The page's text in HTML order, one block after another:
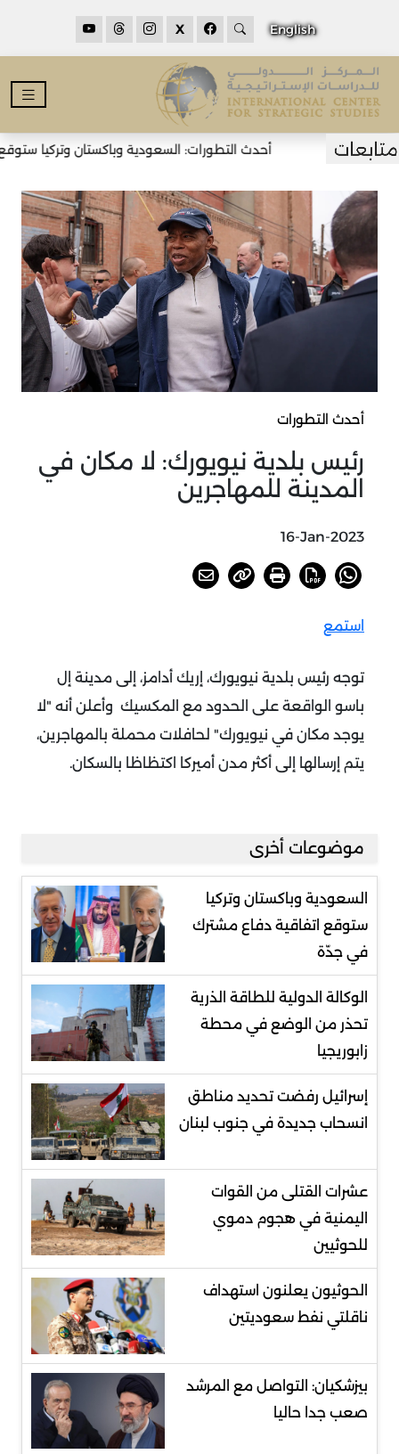
English
X
أحدث التطورات: السعودية وباكستان وتركيا
أحدث التطورات
رئيس بلدية نيويورك: لا مكان في
المدينة للمهاجرين
16-Jan-2023
استمع
توجه رئيس بلدية نيويورك، إريك أدامز، إلى مدينة إل
باسو الواقعة على الحدود مع المكسيك وأعلن أنه "لا
يوجد مكان في نيويورك" لحافلات محملة بالمهاجرين،
يتم إرسالها إلى أكثر مدن أميركا اكتظاظا بالسكان.
موضوعات أخرى
السعودية وباكستان وتركيا
ستوقع اتفاقية دفاع مشترك
في جدّة
الوكالة الدولية للطاقة الذرية
تحذر من الوضع في محطة
زابوريجيا
إسرائيل رفضت تحديد مناطق
انسحاب جديدة في جنوب لبنان
عشرات القتلى من القوات
اليمنية في هجوم دموي
للحوثيين
الحوثيون يعلنون استهداف
ناقلتي نفط سعوديتين
بيزشكيان: التواصل مع المرشد
صعب جدا حاليا